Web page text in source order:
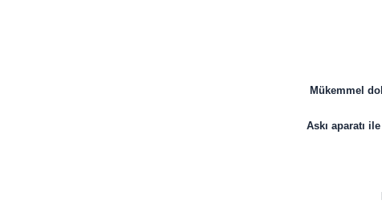
Mükemmel
Askı aparatı